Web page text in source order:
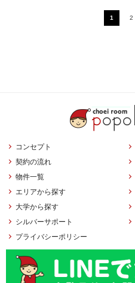
1 2
コンセプト
契約の流れ
物件一覧
エリアから探す
大学から探す
シルバーサポート
プライバシーポリシー